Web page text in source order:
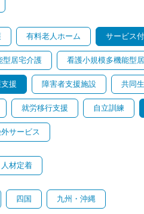
有料老人ホーム サービス
型居宅介護 看護小規模多機能型
援 障害者支援施設 共同
就労移行支援 自立訓練
サービス
材定着
四国 九州・沖縄